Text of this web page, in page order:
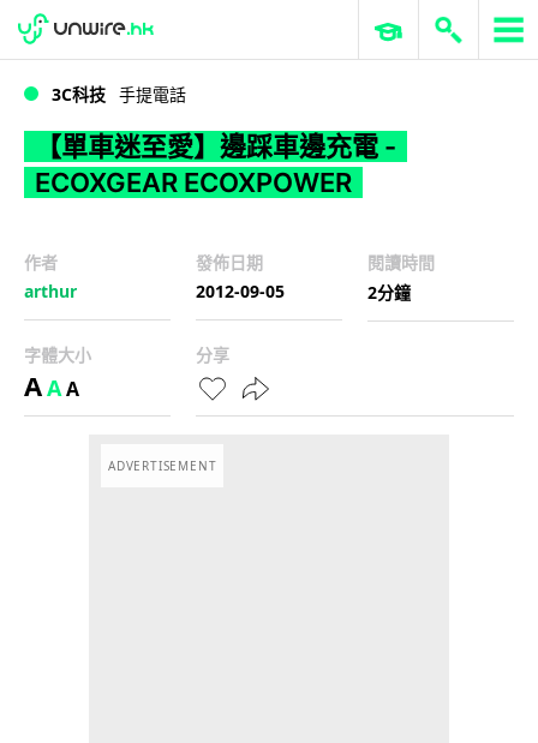
WWDC 2026 ERP 與商業 AI
3C科技 手提電話
【單車迷至愛】邊踩車邊充電 -
ECOXGEAR ECOXPOWER
作者
arthur
發佈日期
2012-09-05
閱讀時間
2分鐘
字體大小
AAA
分享
ADVERTISEMENT